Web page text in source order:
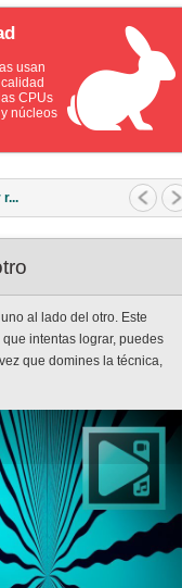
usan
CPUs
núcleos
r...
al lado del otro. Este
intentas lograr, puedes
que domines la técnica,